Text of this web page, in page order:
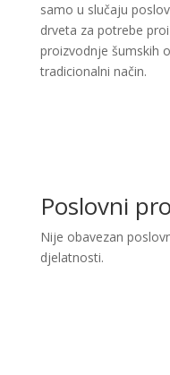
samo u slučaju
drveta za potrebe
proizvodnje šumskih
tradicionalni način.
Poslovni
Nije obavezan
djelatnosti.